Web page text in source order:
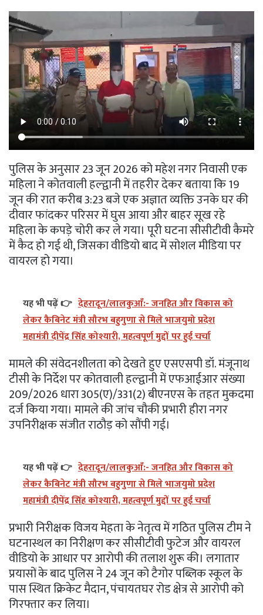
पुलिस के अनुसार 23 जून 2026 को महेश नगर निवासी एक
महिला ने कोतवाली हल्द्वानी में तहरीर देकर बताया कि 19
जून की रात करीब 3:23 बजे एक अज्ञात व्यक्ति उनके घर की
दीवार फांदकर परिसर में घुस आया और बाहर सूख रहे
महिला के कपड़े चोरी कर ले गया। पूरी घटना सीसीटीवी कैमरे
में कैद हो गई थी, जिसका वीडियो बाद में सोशल मीडिया पर
वायरल हो गया।
यह भी पढ़ें 👉 देहरादून/लालकुआँ:- जनहित और विकास को
लेकर कैबिनेट मंत्री सौरभ बहुगुणा से मिले भाजयुमो प्रदेश
महामंत्री दीपेंद्र सिंह कोश्यारी, महत्वपूर्ण मुद्दों पर हुई चर्चा
मामले की संवेदनशीलता को देखते हुए एसएसपी डॉ. मंजूनाथ
टीसी के निर्देश पर कोतवाली हल्द्वानी में एफआईआर संख्या
209/2026 धारा 305(ए)/331(2) बीएनएस के तहत मुकदमा
दर्ज किया गया। मामले की जांच चौकी प्रभारी हीरा नगर
उपनिरीक्षक संजीत राठौड़ को सौंपी गई।
यह भी पढ़ें 👉 देहरादून/लालकुआँ:- जनहित और विकास को
लेकर कैबिनेट मंत्री सौरभ बहुगुणा से मिले भाजयुमो प्रदेश
महामंत्री दीपेंद्र सिंह कोश्यारी, महत्वपूर्ण मुद्दों पर हुई चर्चा
प्रभारी निरीक्षक विजय मेहता के नेतृत्व में गठित पुलिस टीम ने
घटनास्थल का निरीक्षण कर सीसीटीवी फुटेज और वायरल
वीडियो के आधार पर आरोपी की तलाश शुरू की। लगातार
प्रयासों के बाद पुलिस ने 24 जून को टैगोर पब्लिक स्कूल के
पास स्थित क्रिकेट मैदान, पंचायतघर रोड क्षेत्र से आरोपी को
गिरफ्तार कर लिया।